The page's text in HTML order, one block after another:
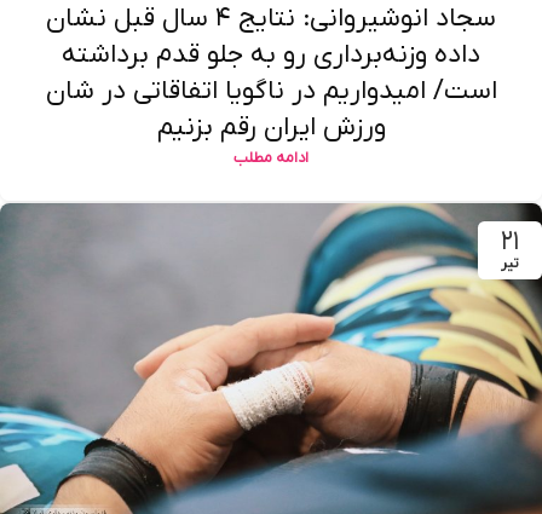
سجاد انوشیروانی: نتایج ۴ سال قبل نشان
داده وزنه‌برداری رو به جلو قدم برداشته
است/ امیدواریم در ناگویا اتفاقاتی در شان
ورزش ایران رقم بزنیم
ادامه مطلب
۲۱
تیر